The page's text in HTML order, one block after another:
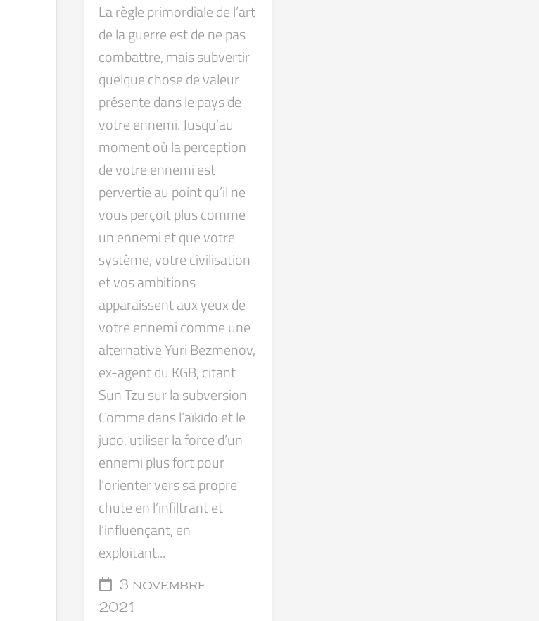
La règle primordiale de l’art
de la guerre est de ne pas
combattre, mais subvertir
quelque chose de valeur
présente dans le pays de
votre ennemi. Jusqu’au
moment où la perception
de votre ennemi est
pervertie au point qu’il ne
vous perçoit plus comme
un ennemi et que votre
système, votre civilisation
et vos ambitions
apparaissent aux yeux de
votre ennemi comme une
alternative Yuri Bezmenov,
ex-agent du KGB, citant
Sun Tzu sur la subversion
Comme dans l’aïkido et le
judo, utiliser la force d’un
ennemi plus fort pour
l’orienter vers sa propre
chute en l’infiltrant et
l’influençant, en
exploitant...
3 novembre
2021